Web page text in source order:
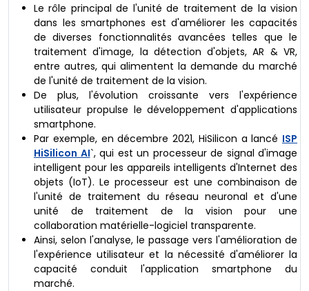
Le rôle principal de l'unité de traitement de la vision
dans les smartphones est d'améliorer les capacités
de diverses fonctionnalités avancées telles que le
traitement d'image, la détection d'objets, AR & VR,
entre autres, qui alimentent la demande du marché
de l'unité de traitement de la vision.
De plus, l'évolution croissante vers l'expérience
utilisateur propulse le développement d'applications
smartphone.
Par exemple, en décembre 2021, HiSilicon a lancé ISP
HiSilicon AI`, qui est un processeur de signal d'image
intelligent pour les appareils intelligents d'Internet des
objets (IoT). Le processeur est une combinaison de
l'unité de traitement du réseau neuronal et d'une
unité de traitement de la vision pour une
collaboration matérielle-logiciel transparente.
Ainsi, selon l'analyse, le passage vers l'amélioration de
l'expérience utilisateur et la nécessité d'améliorer la
capacité conduit l'application smartphone du
marché.